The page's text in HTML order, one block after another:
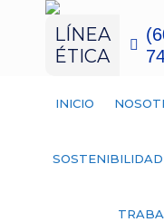
LÍNEA
ÉTICA
INICIO
SOSTENIBILIDAD